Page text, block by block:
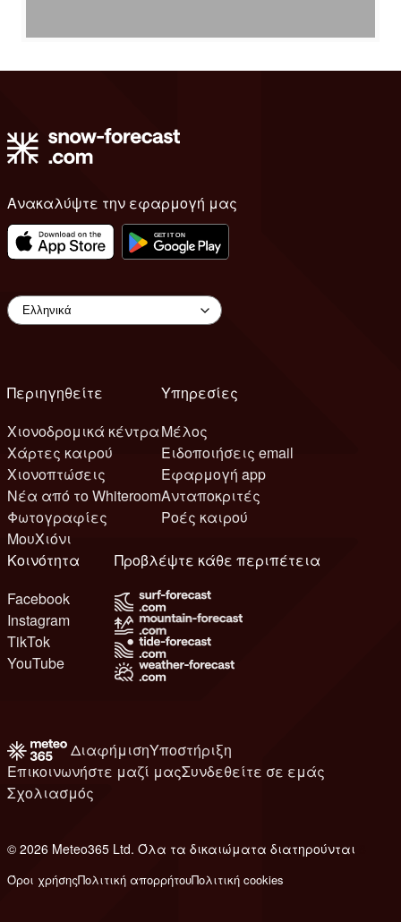
Ανακαλύψτε την εφαρμογή μας
Περιηγηθείτε
Χιονοδρομικά κέντρα
Χάρτες καιρού
Χιονοπτώσεις
Νέα από το Whiteroom
Φωτογραφίες
ΜουΧιόνι
Υπηρεσίες
Μέλος
Ειδοποιήσεις email
Εφαρμογή app
Ανταποκριτές
Ροές καιρού
Κοινότητα
Facebook
Instagram
TikTok
YouTube
Προβλέψτε κάθε περιπέτεια
ΔιαφήμισηΥποστήριξη
Επικοινωνήστε μαζί μαςΣυνδεθείτε σε εμάς
Σχολιασμός
© 2026 Meteo365 Ltd. Όλα τα δικαιώματα διατηρούνται
Όροι χρήσηςΠολιτική απορρήτουΠολιτική cookies